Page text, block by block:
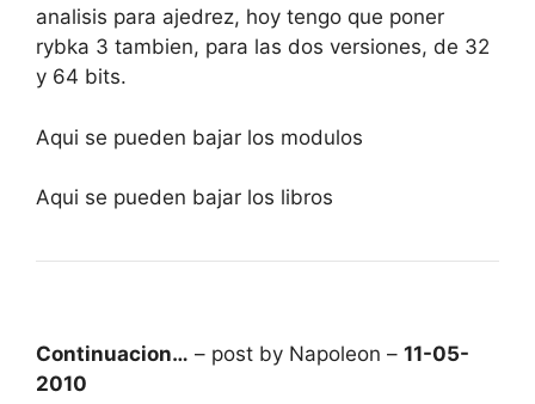
analisis para ajedrez, hoy tengo que poner
rybka 3 tambien, para las dos versiones, de 32
y 64 bits.
Aqui se pueden bajar los modulos
Aqui se pueden bajar los libros
Continuacion… – post by Napoleon – 11-05-
2010